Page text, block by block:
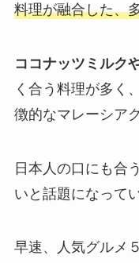
料理が融合した、
ココナッツミルク
く合う料理が多く
徴的なマレーシア
日本人の口にも合
いと話題になって
早速、人気グルメ